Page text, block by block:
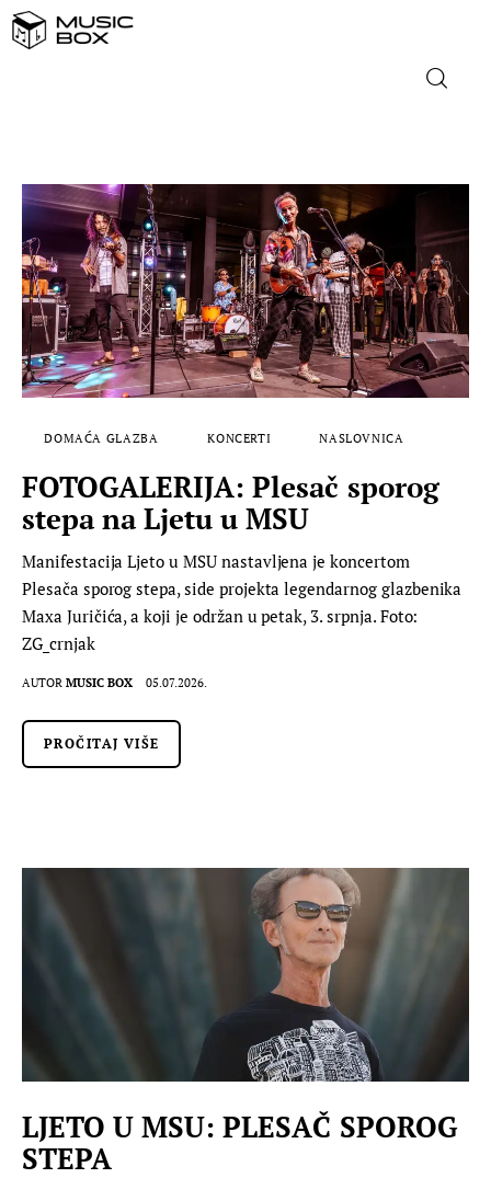
DOMAĆA GLAZBA
STRANA GLAZBA
FILM
MUSIC BOX
DOMAĆA GLAZBA KONCERTI NASLOVNICA
FOTOGALERIJA: Plesač sporog
stepa na Ljetu u MSU
Manifestacija Ljeto u MSU nastavljena je koncertom
Plesača sporog stepa, side projekta legendarnog glazbenika
Maxa Juričića, a koji je održan u petak, 3. srpnja. Foto:
ZG_crnjak
AUTOR MUSIC BOX 05.07.2026.
PROČITAJ VIŠE
LJETO U MSU: PLESAČ SPOROG
STEPA